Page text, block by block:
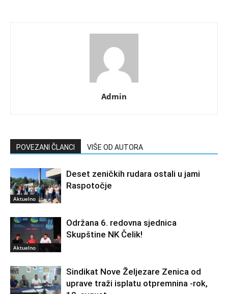
Admin
POVEZANI ČLANCI VIŠE OD AUTORA
Aktuelno
Deset zeničkih rudara ostali u jami
Raspotočje
Aktuelno
Održana 6. redovna sjednica
Skupštine NK Čelik!
Sindikat Nove Željezare Zenica od
uprave traži isplatu otpremnina -rok,